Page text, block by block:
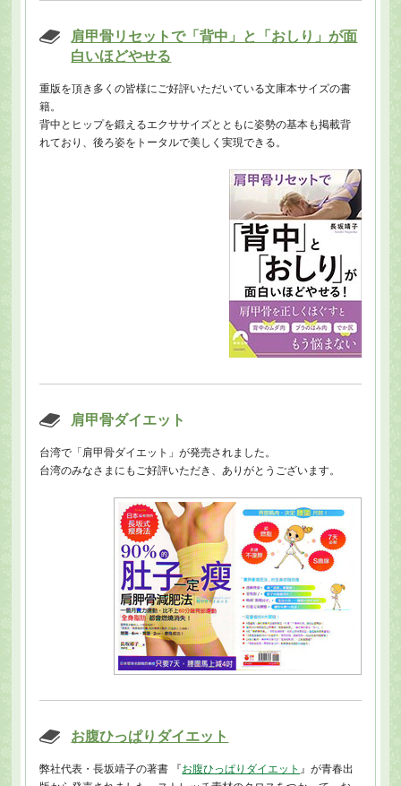
肩甲骨リセットで「背中」と「おしり」が面
白いほどやせる
重版を頂き多くの皆様にご好評いただいている文庫本サイズの書
籍。
背中とヒップを鍛えるエクササイズとともに姿勢の基本も掲載背
れており、後ろ姿をトータルで美しく実現できる。
肩甲骨ダイエット
台湾で「肩甲骨ダイエット」が発売されました。
台湾のみなさまにもご好評いただき、ありがとうございます。
お腹ひっぱりダイエット
弊社代表・長坂靖子の著書 『お腹ひっぱりダイエット 』が青春出